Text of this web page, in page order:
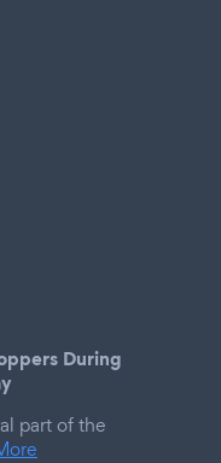
During
part of the